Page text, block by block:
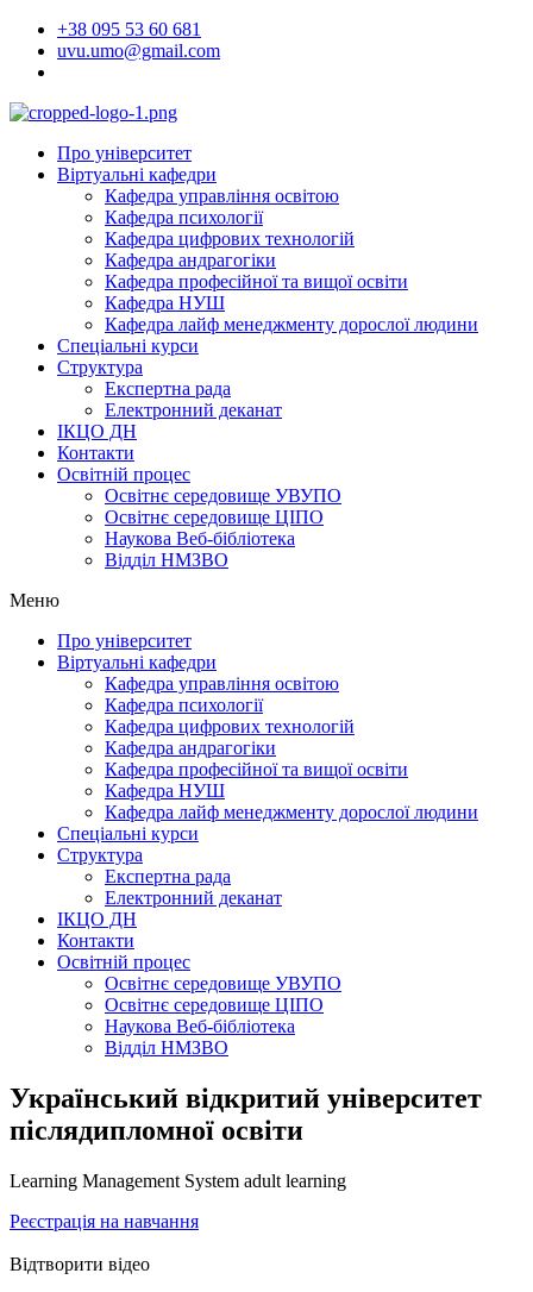
Перейти
вмісту
+38 095 53 60 681
uvu.umo@gmail.com
Про університет
Віртуальні кафедри
Кафедра управління освітою
Кафедра психології
Кафедра цифрових технологій
Кафедра андрагогіки
Кафедра професійної та вищої освіти
Кафедра НУШ
Кафедра лайф менеджменту дорослої людини
Спеціальні курси
Структура
Експертна рада
Електронний деканат
ІКЦО ДН
Контакти
Освітній процес
Освітнє середовище УВУПО
Освітнє середовище ЦІПО
Наукова Веб-бібліотека
Відділ НМЗВО
Меню
Про університет
Віртуальні кафедри
Кафедра управління освітою
Кафедра психології
Кафедра цифрових технологій
Кафедра андрагогіки
Кафедра професійної та вищої освіти
Кафедра НУШ
Кафедра лайф менеджменту дорослої людини
Спеціальні курси
Структура
Експертна рада
Електронний деканат
ІКЦО ДН
Контакти
Освітній процес
Освітнє середовище УВУПО
Освітнє середовище ЦІПО
Наукова Веб-бібліотека
Відділ НМЗВО
Український відкритий університет
післядипломної освіти
Learning Management System adult learning
Реєстрація на навчання
Відтворити відео